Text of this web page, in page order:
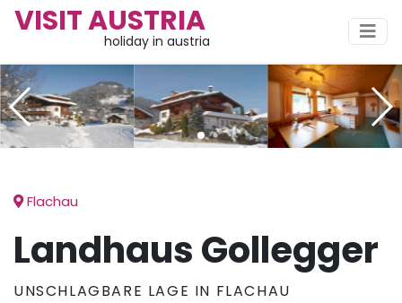
VISIT AUSTRIA
holiday in austria
Flachau
Landhaus Gollegger
UNSCHLAGBARE LAGE IN FLACHAU